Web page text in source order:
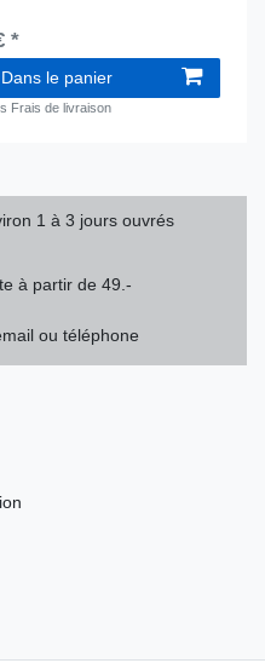
*
Dans le panier
Frais de livraison
1 à 3 jours ouvrés
à partir de 49.-
ou téléphone